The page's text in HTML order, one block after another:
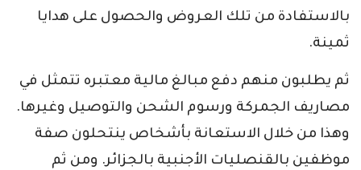
بالاستفادة من تلك العروض والحصول على هدايا
ثمينة.
ثم يطلبون منهم دفع مبالغ مالية معتبره تتمثل في
مصاريف الجمركة ورسوم الشحن والتوصيل وغيرها.
وهذا من خلال الاستعانة بأشخاص ينتحلون صفة
موظفين بالقنصليات الأجنبية بالجزائر. ومن ثم